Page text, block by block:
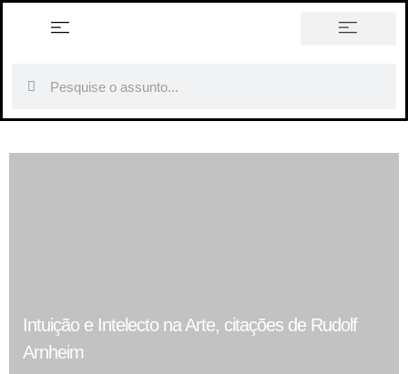
Intuição e Intelecto na Arte, citações de Rudolf
Arnheim